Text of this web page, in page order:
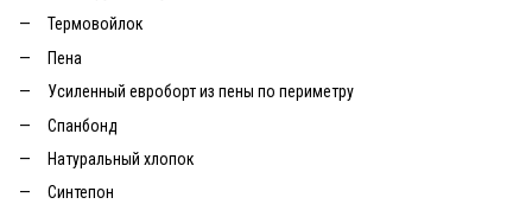
Термовойлок
Пена
Усиленный евроборт из пены по периметру
Спанбонд
Натуральный хлопок
Синтепон